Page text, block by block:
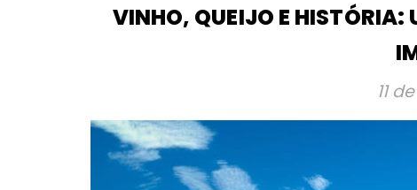
VINHO, QUEIJO E HISTÓRIA:
11